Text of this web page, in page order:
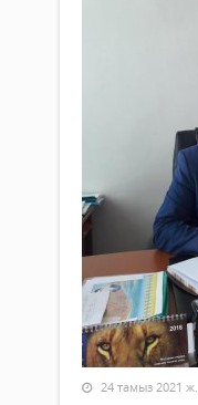
24 тамыз 2021 ж.